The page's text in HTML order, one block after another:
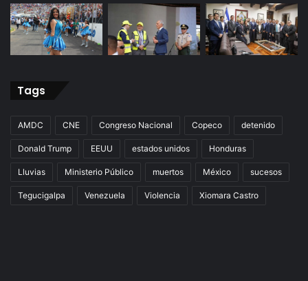
Tags
AMDC CNE Congreso Nacional Copeco detenido
Donald Trump EEUU estados unidos Honduras
Lluvias Ministerio Público muertos México sucesos
Tegucigalpa Venezuela Violencia Xiomara Castro